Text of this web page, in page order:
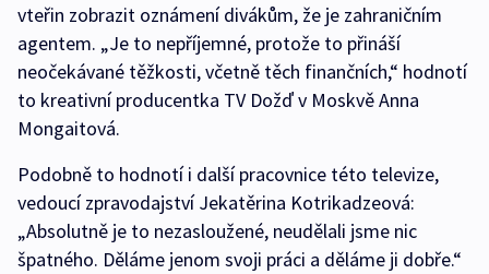
vteřin zobrazit oznámení divákům, že je zahraničním
agentem. „Je to nepříjemné, protože to přináší
neočekávané těžkosti, včetně těch finančních,“ hodnotí
to kreativní producentka TV Dožď v Moskvě Anna
Mongaitová.
Podobně to hodnotí i další pracovnice této televize,
vedoucí zpravodajství Jekatěrina Kotrikadzeová:
„Absolutně je to nezasloužené, neudělali jsme nic
špatného. Děláme jenom svoji práci a děláme ji dobře.“